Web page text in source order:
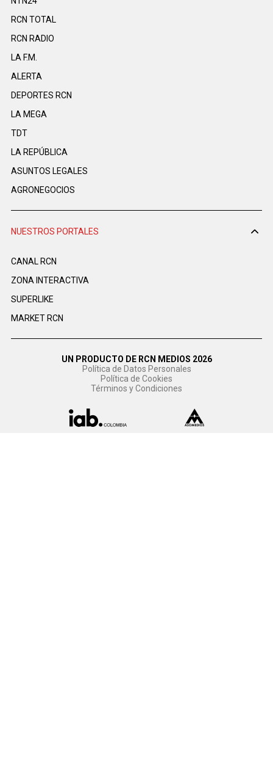
RCN TOTAL
RCN RADIO
LA F.M.
ALERTA
DEPORTES RCN
LA MEGA
TDT
LA REPÚBLICA
ASUNTOS LEGALES
AGRONEGOCIOS
NUESTROS PORTALES
CANAL RCN
ZONA INTERACTIVA
SUPERLIKE
MARKET RCN
UN PRODUCTO DE RCN MEDIOS 2026
Política de Datos Personales
Política de Cookies
Términos y Condiciones